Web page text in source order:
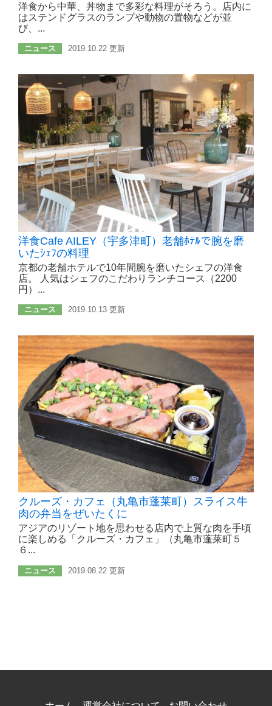
洋食から中華、丼物まで多彩な料理がそろう。店内に
はステンドグラスのランプや動物の置物などが並
び、...
ニュース 2019.10.22 更新
洋食Cafe AILEY（宇多津町）老舗ﾎﾃﾙで腕を磨
いたｼｪﾌの料理
京都の老舗ホテルで10年間腕を磨いたシェフの洋食
店。 人気はシェフのこだわりランチコース（2200
円）...
ニュース 2019.10.13 更新
クルーズ・カフェ（丸亀市蓬莱町）スライス牛
肉の弁当をぜいたくに
アジアのリゾート地を思わせる店内で上質な肉を手頃
に楽しめる「クルーズ・カフェ」（丸亀市蓬莱町５
６...
ニュース 2019.08.22 更新